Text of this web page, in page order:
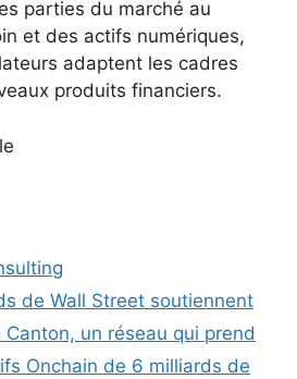
parties du marché au
et des actifs numériques,
adaptent les cadres
produits financiers.
de Wall Street soutiennent
un réseau qui prend
Onchain de 6 milliards de